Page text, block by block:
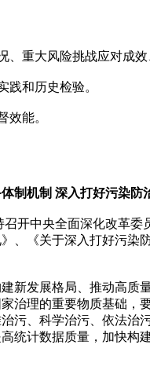
重大风险挑战应对成效
和历史检验。
效能。
制机制 深入打好污染防
开中央全面深化改革
、《关于深入打好污染
新发展格局、推动高质
治理的重要物质基础，
污、科学治污、依法治
统计数据质量，加快构